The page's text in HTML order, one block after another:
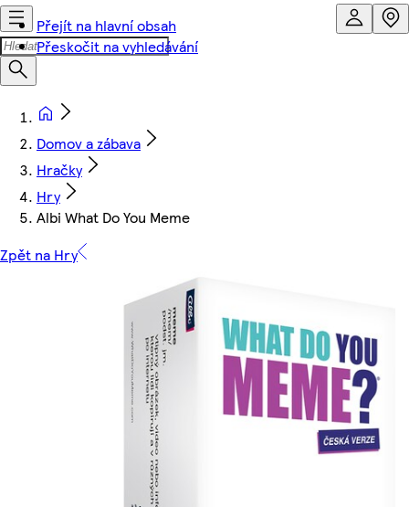
Přejít na hlavní obsah
Přeskočit na vyhledávání
Domov a zábava
Hračky
Hry
Albi What Do You Meme
Zpět na Hry